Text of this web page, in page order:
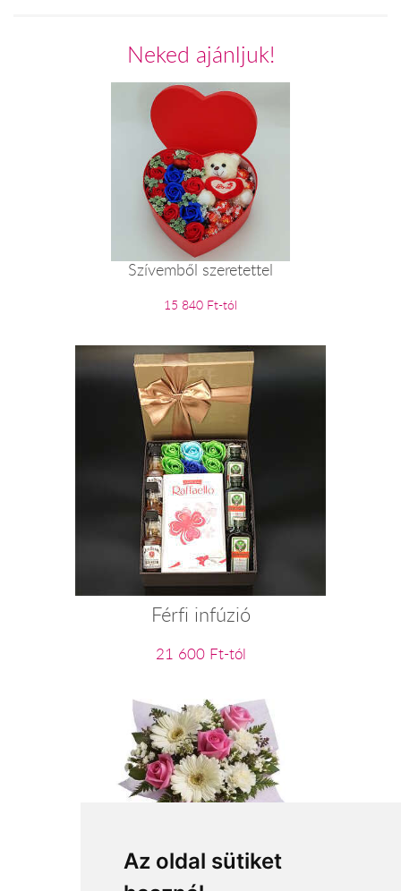
Az oldal sütiket
Neked ajánljuk!
Szívemből szeretettel
15 840 Ft-tól
Férfi infúzió
21 600 Ft-tól
A legdrágább kincsem